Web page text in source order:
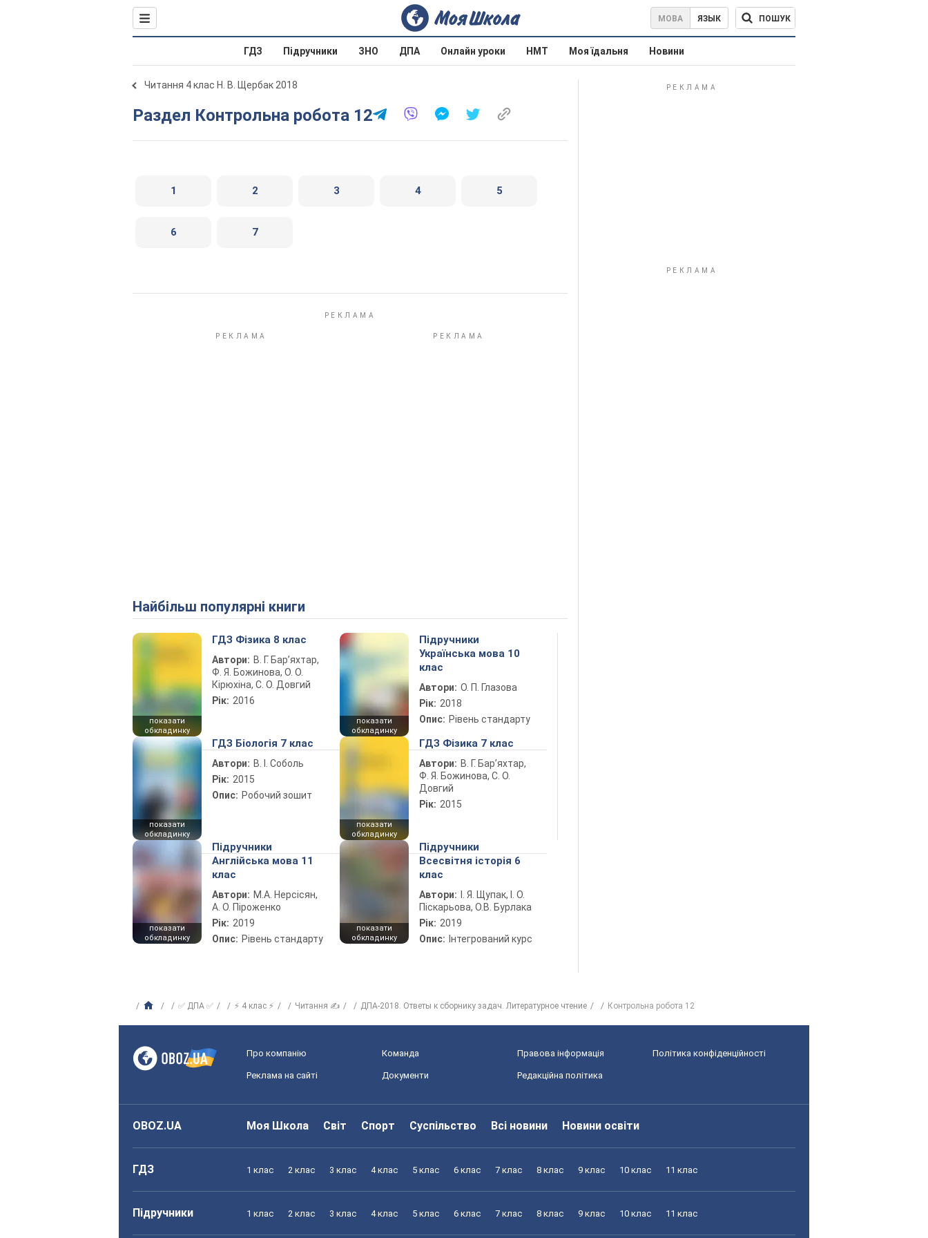
МОВА ЯЗЫК ПОШУК
ГДЗ Підручники ЗНО ДПА Онлайн уроки НМТ Моя їдальня Новини
Читання 4 клас Н. В. Щербак 2018
Раздел Контрольна робота 12
1 2 3 4 5
6 7
Найбільш популярні книги
показати
обкладинку
ГДЗ Фізика 8 клас
Автори: В. Г. Бар’яхтар,
Ф. Я. Божинова, О. О.
Кірюхіна, С. О. Довгий
Рік: 2016
показати
обкладинку
Підручники
Українська мова 10
клас
Автори: О. П. Глазова
Рік: 2018
Опис: Рівень стандарту
показати
обкладинку
ГДЗ Біологія 7 клас
Автори: В. І. Соболь
Рік: 2015
Опис: Робочий зошит
показати
обкладинку
ГДЗ Фізика 7 клас
Автори: В. Г. Бар’яхтар,
Ф. Я. Божинова, С. О.
Довгий
Рік: 2015
показати
обкладинку
Підручники
Англійська мова 11
клас
Автори: М.А. Нерсісян,
А. О. Піроженко
Рік: 2019
Опис: Рівень стандарту
показати
обкладинку
Підручники
Всесвітня історія 6
клас
Автори:
І. Я. Щупак, І. О.
Піскарьова, О.В. Бурлака
Рік: 2019
Опис: Інтегрований курс
✅ ДПА ✅ ⚡ 4 клас ⚡ Читання ✍ ДПА-2018. Ответы к сборнику задач. Литературное чтение Контрольна робота 12
Про компанію Команда Правова інформація Політика конфіденційності
Реклама на сайті Документи Редакційна політика
OBOZ.UA Моя Школа Світ Спорт Суспільство Всі новини Новини освіти
ГДЗ 1 клас 2 клас 3 клас 4 клас 5 клас 6 клас 7 клас 8 клас 9 клас 10 клас 11 клас
Підручники 1 клас 2 клас 3 клас 4 клас 5 клас 6 клас 7 клас 8 клас 9 клас 10 клас 11 клас